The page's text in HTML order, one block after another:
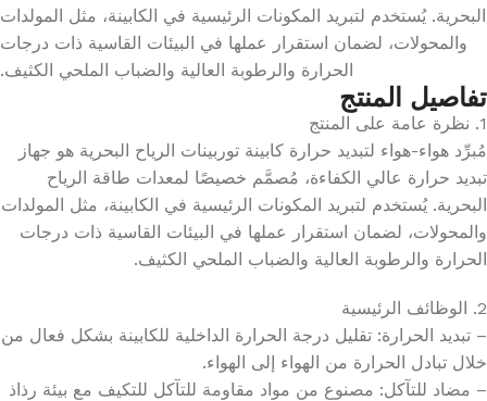
البحرية. يُستخدم لتبريد المكونات الرئيسية في الكابينة، مثل المولدات
والمحولات، لضمان استقرار عملها في البيئات القاسية ذات درجات
الحرارة والرطوبة العالية والضباب الملحي الكثيف.
تفاصيل المنتج
1. نظرة عامة على المنتج
مُبرِّد هواء-هواء لتبديد حرارة كابينة توربينات الرياح البحرية هو جهاز
تبديد حرارة عالي الكفاءة، مُصمَّم خصيصًا لمعدات طاقة الرياح
البحرية. يُستخدم لتبريد المكونات الرئيسية في الكابينة، مثل المولدات
والمحولات، لضمان استقرار عملها في البيئات القاسية ذات درجات
الحرارة والرطوبة العالية والضباب الملحي الكثيف.
2. الوظائف الرئيسية
– تبديد الحرارة: تقليل درجة الحرارة الداخلية للكابينة بشكل فعال من
خلال تبادل الحرارة من الهواء إلى الهواء.
– مضاد للتآكل: مصنوع من مواد مقاومة للتآكل للتكيف مع بيئة رذاذ